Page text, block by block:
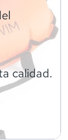
calidad.